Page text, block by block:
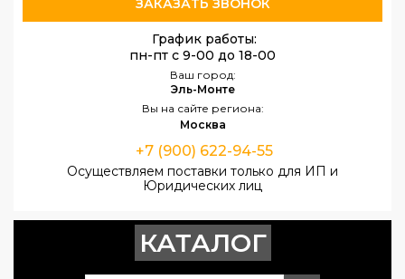
ЗАКАЗАТЬ ЗВОНОК
График работы:
пн-пт с 9-00 до 18-00
Ваш город:
Эль-Монте
Вы на сайте региона:
Москва
+7 (900) 622-94-55
Осуществляем поставки только для ИП и
Юридических лиц
КАТАЛОГ